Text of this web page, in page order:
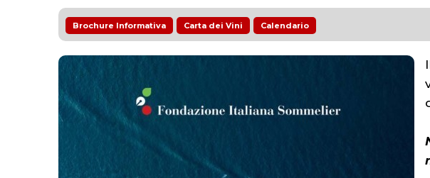
Brochure Informativa Carta dei Vini Calendario